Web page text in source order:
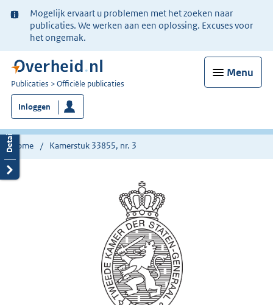
Ter
informatie:
Mogelijk ervaart u problemen met het zoeken naar
publicaties. We werken aan een oplossing. Excuses voor
het ongemak.
Menu
U
bent
nu
hier:
Publicaties Officiële publicaties
Inloggen
Home Kamerstuk 33855, nr. 3